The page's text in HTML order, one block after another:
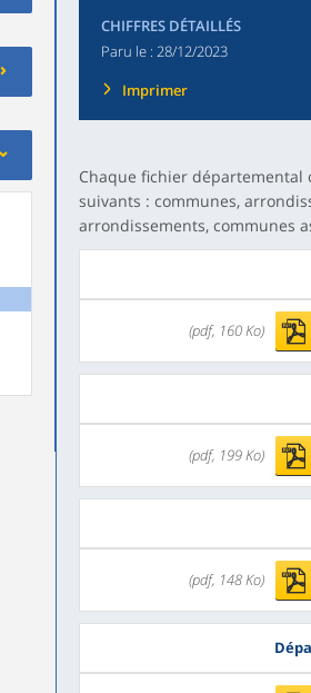
CHIFFRES DÉTAILLÉS
Paru le : 28/12/2023
Imprimer
Chaque fichier départemental
suivants : communes,
arrondissements, communes
(pdf, 160 Ko)
(pdf, 199 Ko)
(pdf, 148 Ko)